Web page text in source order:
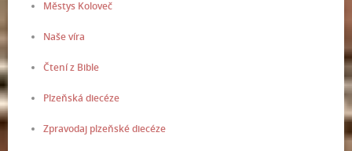
Městys Koloveč
Naše víra
Čtení z Bible
Plzeňská diecéze
Zpravodaj plzeňské diecéze